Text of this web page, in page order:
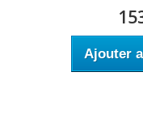
Ajouter